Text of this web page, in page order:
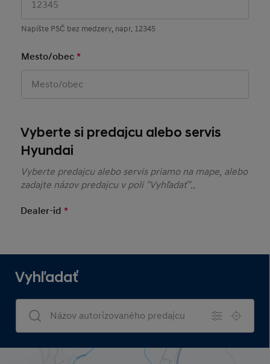
Napíšte PSČ bez medzery, napr. 12345
Mesto/obec *Mandatory Field
Vyberte si predajcu alebo servis
Hyundai
Vyberte predajcu alebo servis priamo na mape, alebo
zadajte názov predajcu v poli "Vyhľadať"..
Dealer-id*
Vyhľadať
Dealers Search